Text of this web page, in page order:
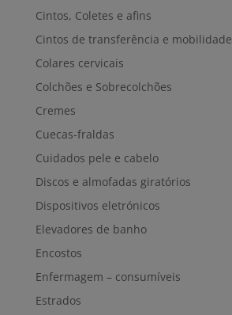
Cintos, Coletes e afins
Cintos de transferência e mobilidade
Colares cervicais
Colchões e Sobrecolchões
Cremes
Cuecas-fraldas
Cuidados pele e cabelo
Discos e almofadas giratórios
Dispositivos eletrónicos
Elevadores de banho
Encostos
Enfermagem – consumíveis
Estrados